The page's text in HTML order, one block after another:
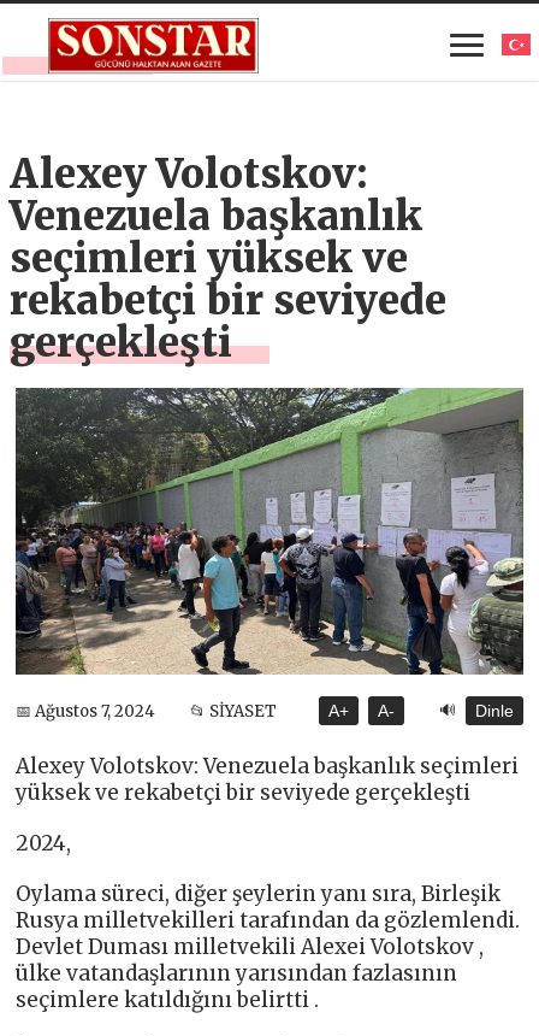
Alexey Volotskov:
Venezuela başkanlık
seçimleri yüksek ve
rekabetçi bir seviyede
gerçekleşti
📅 Ağustos 7, 2024 📂 SİYASET A+ A- 🔊 Dinle
Alexey Volotskov: Venezuela başkanlık seçimleri
yüksek ve rekabetçi bir seviyede gerçekleşti
2024,
Oylama süreci, diğer şeylerin yanı sıra, Birleşik
Rusya milletvekilleri tarafından da gözlemlendi.
Devlet Duması milletvekili Alexei Volotskov ,
ülke vatandaşlarının yarısından fazlasının
seçimlere katıldığını belirtti .